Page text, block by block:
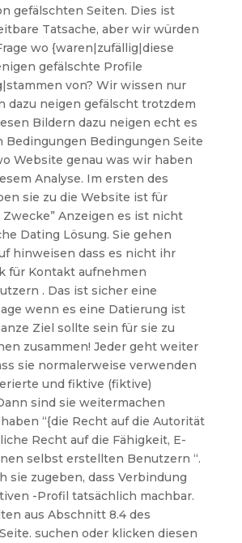
gefälschten Seiten. Dies ist
Tatsache, aber wir würden
wo {waren|zufällig|diese
gefälschte Profile
von? Wir wissen nur
dazu neigen gefälscht trotzdem
Bildern dazu neigen echt es
Bedingungen Bedingungen Seite
Website genau was wir haben
Analyse. Im ersten des
sie zu die Website ist für
Anzeigen es ist nicht
Dating Lösung. Sie gehen
hinweisen dass es nicht ihr
für Kontakt aufnehmen
. Das ist sicher eine
wenn es eine Datierung ist
Ziel sollte sein für sie zu
zusammen! Jeder geht weiter
sie normalerweise verwenden
und fiktive (fiktive)
sind sie weitermachen
“{die Recht auf die Autorität
Recht auf die Fähigkeit, E-
selbst erstellten Benutzern “.
sie zugeben, dass Verbindung
-Profil tatsächlich machbar.
aus Abschnitt 8.4 des
suchen oder klicken diesen